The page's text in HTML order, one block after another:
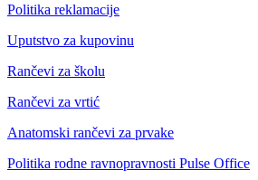
Politika reklamacije
Uputstvo za kupovinu
Rančevi za školu
Rančevi za vrtić
Anatomski rančevi za prvake
Politika rodne ravnopravnosti Pulse Office